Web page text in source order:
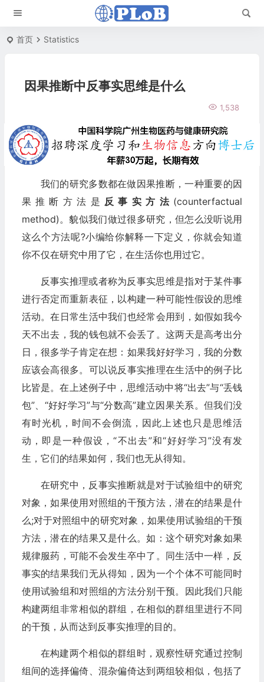
首页 Statistics
因果推断中反事实思维是什么
1,538
我们的研究多数都在做因果推断，一种重要的因
果推断方法是 反事实方法 (counterfactual
method)。貌似我们做过很多研究，但怎么没听说用
这么个方法呢?小编给你解释一下定义，你就会知道
你不仅在研究中用了它，在生活你也用过它。
反事实推理或者称为反事实思维是指对于某件事
进行否定而重新表征，以构建一种可能性假设的思维
活动。在日常生活中我们也经常会用到，如假如我今
天不出去，我的钱包就不会丢了。这两天是高考出分
日，很多学子肯定在想：如果我好好学习，我的分数
应该会高很多。可以说反事实推理在生活中的例子比
比皆是。在上述例子中，思维活动中将“出去”与“丢钱
包”、“好好学习”与“分数高”建立因果关系。但我们没
有时光机，时间不会倒流，因此上述也只是思维活
动，即是一种假设，“不出去”和“好好学习”没有发
生，它们的结果如何，我们也无从得知。
在研究中，反事实推断就是对于试验组中的研究
对象，如果使用对照组的干预方法，潜在的结果是什
么;对于对照组中的研究对象，如果使用试验组的干预
方法，潜在的结果又是什么。如：这个研究对象如果
规律服药，可能不会发生卒中了。同生活中一样，反
事实的结果我们无从得知，因为一个个体不可能同时
使用试验组和对照组的方法分别干预。因此我们只能
构建两组非常相似的群组，在相似的群组里进行不同
的干预，从而达到反事实推理的目的。
在构建两个相似的群组时，观察性研究通过控制
组间的选择偏倚、混杂偏倚达到两组较相似，包括了